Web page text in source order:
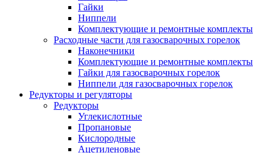
Гайки
Ниппели
Комплектующие и ремонтные комплекты
Расходные части для газосварочных горелок
Наконечники
Комплектующие и ремонтные комплекты
Гайки для газосварочных горелок
Ниппели для газосварочных горелок
Редукторы и регуляторы
Редукторы
Углекислотные
Пропановые
Кислородные
Ацетиленовые